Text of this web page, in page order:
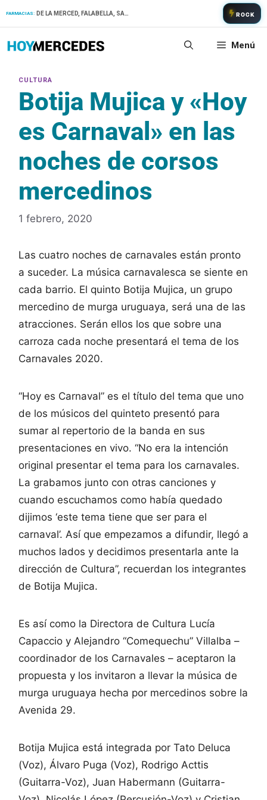
FARMACIAS: ROCK
Menú
Botija Mujica y «Hoy
es Carnaval» en las
noches de corsos
mercedinos
1 febrero, 2020
Las cuatro noches de carnavales están pronto
a suceder. La música carnavalesca se siente en
cada barrio. El quinto Botija Mujica, un grupo
mercedino de murga uruguaya, será una de las
atracciones. Serán ellos los que sobre una
carroza cada noche presentará el tema de los
Carnavales 2020.
“Hoy es Carnaval” es el título del tema que uno
de los músicos del quinteto presentó para
sumar al repertorio de la banda en sus
presentaciones en vivo. “No era la intención
original presentar el tema para los carnavales.
La grabamos junto con otras canciones y
cuando escuchamos como había quedado
dijimos ‘este tema tiene que ser para el
carnaval’. Así que empezamos a difundir, llegó a
muchos lados y decidimos presentarla ante la
dirección de Cultura”, recuerdan los integrantes
de Botija Mujica.
Es así como la Directora de Cultura Lucía
Capaccio y Alejandro “Comequechu” Villalba –
coordinador de los Carnavales – aceptaron la
propuesta y los invitaron a llevar la música de
murga uruguaya hecha por mercedinos sobre la
Avenida 29.
Botija Mujica está integrada por Tato Deluca
(Voz), Álvaro Puga (Voz), Rodrigo Acttis
(Guitarra-Voz), Juan Habermann (Guitarra-